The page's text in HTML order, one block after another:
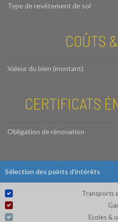
Type de revêtement de sol
COÛTS
Valeur du bien (montant)
CERTIFICATS
Obligation de rénovation
Sélection des points d'intérêts
Transports
Ecoles &